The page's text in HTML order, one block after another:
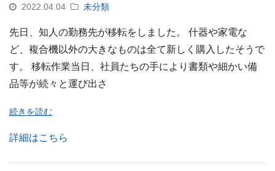
2022.04.04 未分類
先日、知人の勤務先が移転をしました。 什器や家電な
ど、複合機以外の大きなものは全て新しく購入したそうで
す。 移転作業当日、社員たちの手により書類や細かい備
品等が続々と運び出さ
続きを読む
詳細はこちら